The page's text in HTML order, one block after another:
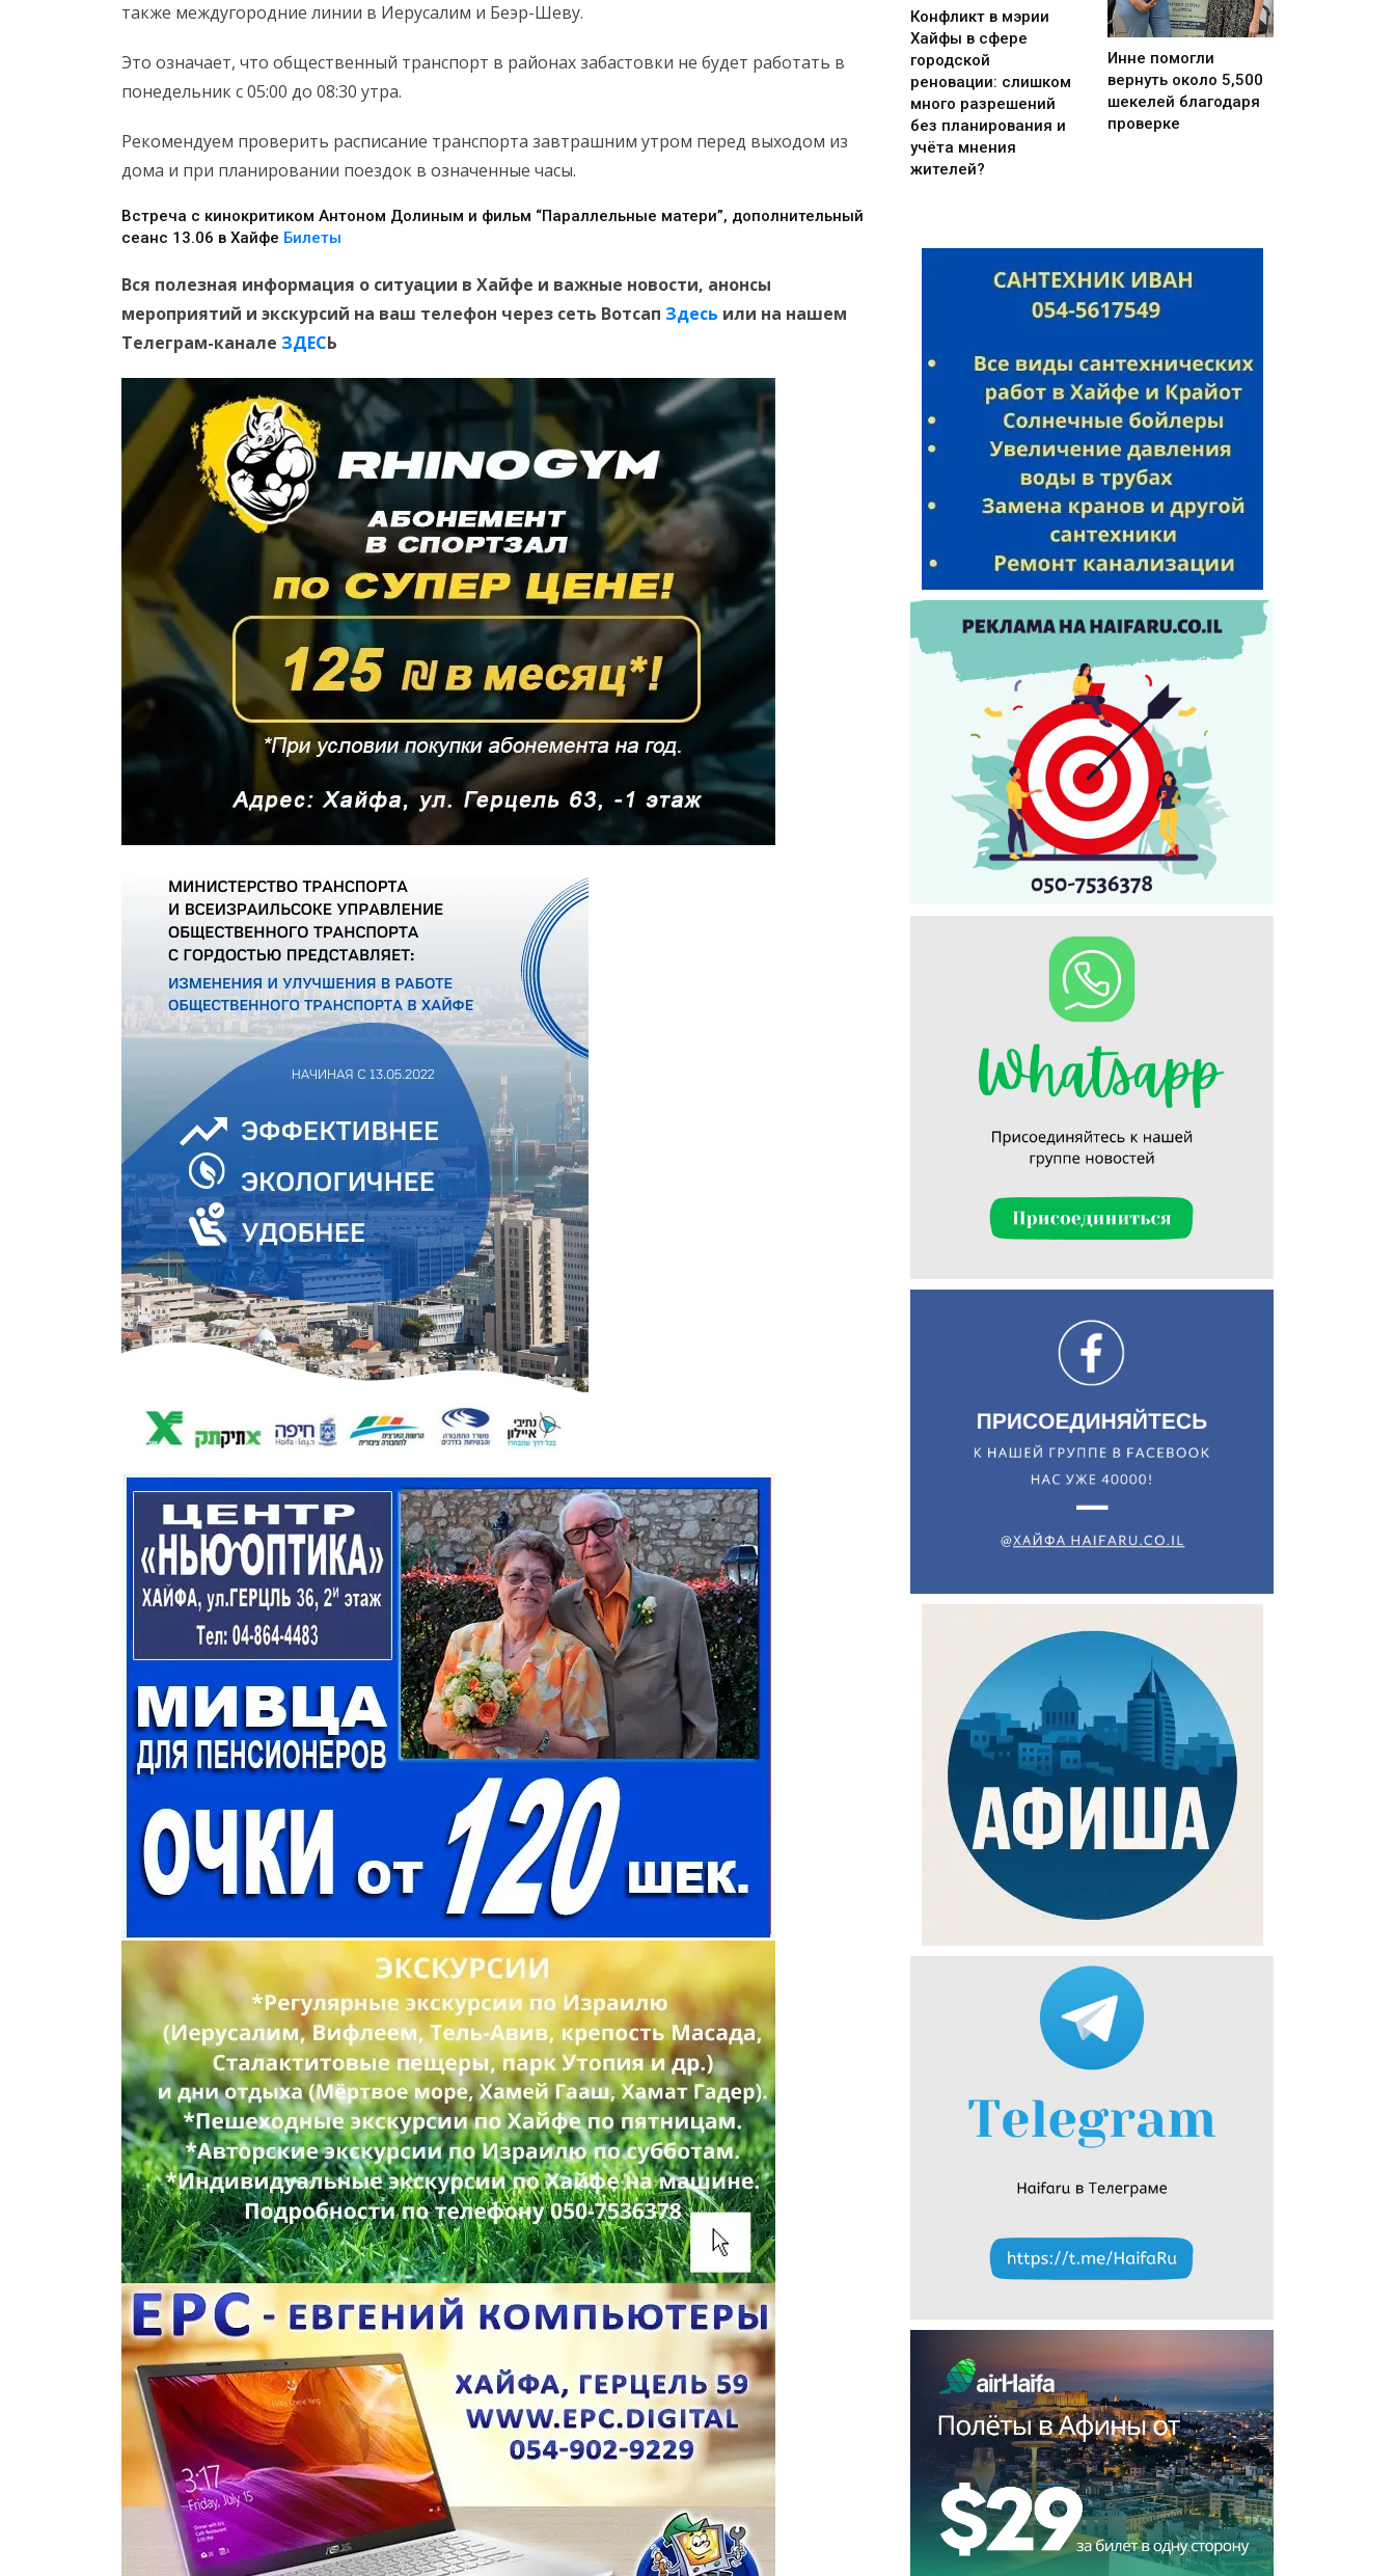
Искать
также междугородние линии в Иерусалим и Беэр-Шеву.
Это означает, что общественный транспорт в районах забастовки не будет работать в
понедельник с 05:00 до 08:30 утра.
Рекомендуем проверить расписание транспорта завтрашним утром перед выходом из
дома и при планировании поездок в означенные часы.
Встреча с кинокритиком Антоном Долиным и фильм “Параллельные матери”, дополнительный
сеанс 13.06 в Хайфе Билеты
Вся полезная информация о ситуации в Хайфе и важные новости, анонсы
мероприятий и экскурсий на ваш телефон через сеть Вотсап Здесь или на нашем
Телеграм-канале ЗДЕСЬ
Конфликт в мэрии
Хайфы в сфере
городской
реновации: слишком
много разрешений
без планирования и
учёта мнения
жителей?
Инне помогли
вернуть около 5,500
шекелей благодаря
проверке